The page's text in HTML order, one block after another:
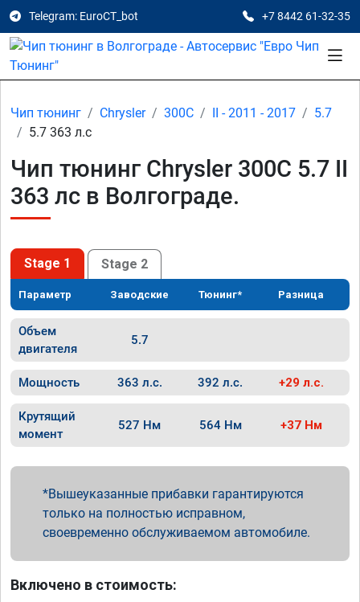
Telegram: EuroCT_bot +7 8442 61-32-35
Чип тюнинг Chrysler 300C II - 2011 - 2017
5.7
5.7 363 л.с
Чип тюнинг Chrysler 300C 5.7 II
363 лс в Волгограде.
Stage 1 Stage 2
Параметр Заводские Тюнинг* Разница
Объем
двигателя
5.7
Мощность 363 л.с. 392 л.с. +29 л.с.
Крутящий
момент
527 Нм 564 Нм +37 Нм
Вышеуказанные прибавки гарантируются
только на полностью исправном,
своевременно обслуживаемом автомобиле.
Включено в стоимость: